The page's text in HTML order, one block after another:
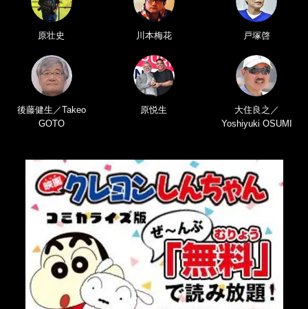
原壮史 川本梅花 戸塚啓
後藤健生／Takeo
GOTO
原悦生
大住良之／
Yoshiyuki OSUMI